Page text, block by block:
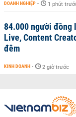
DOANH NGHIỆP - 1 phút
84.000 người đồng
Live, Content
đêm
KINH DOANH - 2 giờ trước